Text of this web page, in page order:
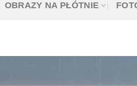
OBRAZY NA PŁÓTNIE